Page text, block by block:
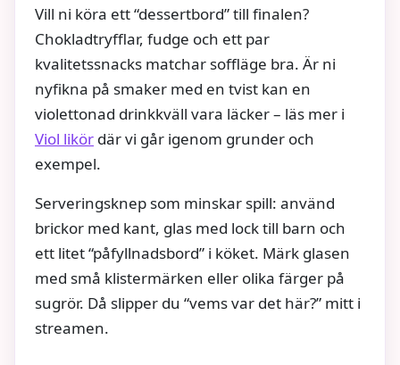
Vill ni köra ett “dessertbord” till finalen?
Chokladtryfflar, fudge och ett par
kvalitetssnacks matchar soffläge bra. Är ni
nyfikna på smaker med en tvist kan en
violettonad drinkkväll vara läcker – läs mer i
Viol likör där vi går igenom grunder och
exempel.
Serveringsknep som minskar spill: använd
brickor med kant, glas med lock till barn och
ett litet “påfyllnadsbord” i köket. Märk glasen
med små klistermärken eller olika färger på
sugrör. Då slipper du “vems var det här?” mitt i
streamen.